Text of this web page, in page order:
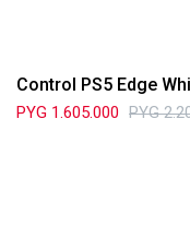
Control PS5 Edge
PYG 1.605.000 PYG